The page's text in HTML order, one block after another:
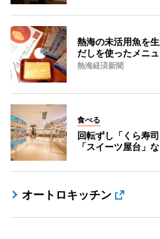
熱海の未活用魚を
だしを使ったメニ
熱海経済新聞
食べる
回転ずし「くら寿
「スイーツ屋台」
オートロキッチン